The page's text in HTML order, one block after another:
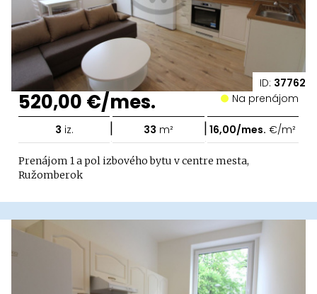
ID: 37762
520,00 €/mes. Na prenájom
3 iz. | 33 m² | 16,00/mes. €/m²
Prenájom 1 a pol izbového bytu v centre mesta,
Ružomberok